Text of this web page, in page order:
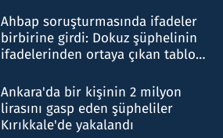
Ahbap soruşturmasında ifadeler
birbirine girdi: Dokuz şüphelinin
ifadelerinden ortaya çıkan tablo
Ankara'da bir kişinin 2 milyon
lirasını gasp eden şüpheliler
Kırıkkale'de yakalandı